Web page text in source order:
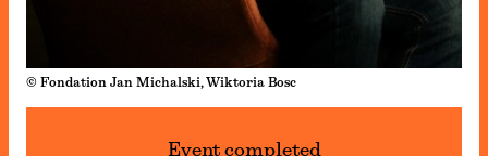
© Fondation Jan Michalski, Wiktoria Bosc
Event completed